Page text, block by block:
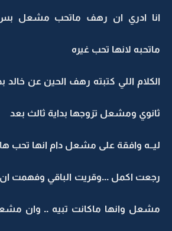
انا ادري ان رهف ماتحب مشعل بس
ماتحبه لانها تحب غيره
الكلام اللي كتبته رهف الحين عن خالد
ثانوي ومشعل تزوجها بداية ثالث بعد
ليــه وافقة على مشعل دام انها تحب
رجعت اكمل ...وقريت الباقي وفهمت
مشعل وانها ماكانت تبيه .. وان